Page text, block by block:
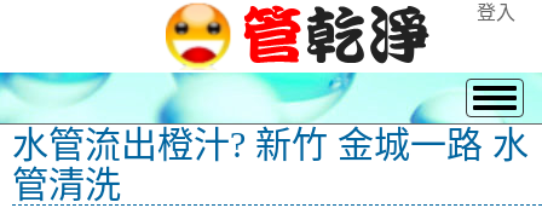
登入
水管流出橙汁? 新竹 金城一路 水
管清洗